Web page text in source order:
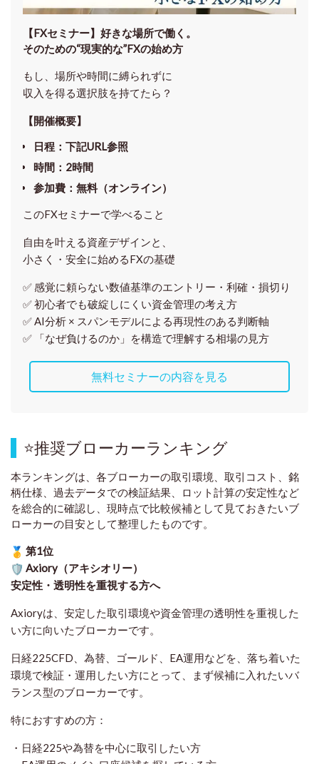
【FXセミナー】 好きな場所で働く。
そのための“現実的な”FXの始め方
もし、場所や時間に縛られずに
収入を得る選択肢を持てたら？
【開催概要】
日程：下記URL参照
時間： 2時間
参加費： 無料（オンライン）
このFXセミナーで学べること
自由を叶える資産デザインと、
小さく・安全に始めるFXの基礎
✅ 感覚に頼らない数値基準のエントリー・利確・損切り
✅ 初心者でも破綻しにくい資金管理の考え方
✅ AI分析 × スパンモデルによる再現性のある判断軸
✅ 「なぜ負けるのか」を構造で理解する相場の見方
無料セミナーの内容を見る
⭐推奨ブローカーランキング
本ランキングは、各ブローカーの取引環境、取引コスト、銘
柄仕様、過去データでの検証結果、ロット計算の安定性など
を総合的に確認し、現時点で比較候補として見ておきたいブ
ローカーの目安として整理したものです。
第1位
Axiory（アキシオリー）
安定性・透明性を重視する方へ
Axioryは、安定した取引環境や資金管理の透明性を重視した
い方に向いたブローカーです。
日経225CFD、為替、ゴールド、EA運用などを、落ち着いた
環境で検証・運用したい方にとって、まず候補に入れたいバ
ランス型のブローカーです。
特におすすめの方：
・日経225や為替を中心に取引したい方